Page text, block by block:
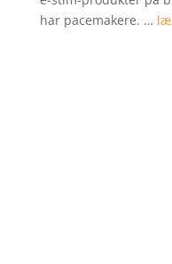
har pacemakere. …